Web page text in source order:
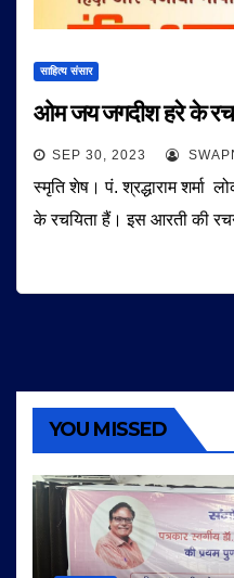
साहित्य संसार
ओम जय जगदीश हरे के
SEP 30, 2023
स्मृति शेष। पं. श्रद्धाराम शर्मा
के रचयिता हैं। इस आरती की
YOU MISSED